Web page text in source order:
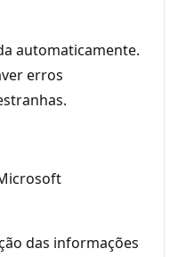
automaticamente.
erros
das informações